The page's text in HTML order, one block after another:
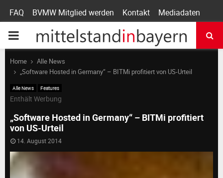
FAQ BVMW Mitglied werden Kontakt Mediadaten
P
R
M
A
R
Home
Alle News
„Software Hosted in Germany“ – BITMi profitiert von US-Urteil
Alle News Features
Enthält Werbung
„Software Hosted in Germany“ – BITMi profitiert
von US-Urteil
14. August 2014